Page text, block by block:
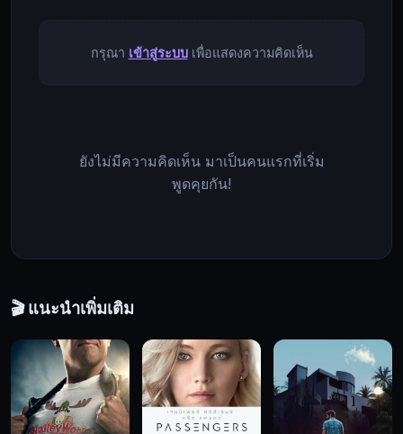
แต่
สภาพ
ความ
เป็น
เลว
กรุณา เข้าสู่ระบบเพื่อแสดงความคิดเห็น
ยังไม่มีความคิดเห็น มาเป็นคนแรกที่เริ่ม
พูดคุยกัน!
🎬 แนะนำเพิ่มเติม